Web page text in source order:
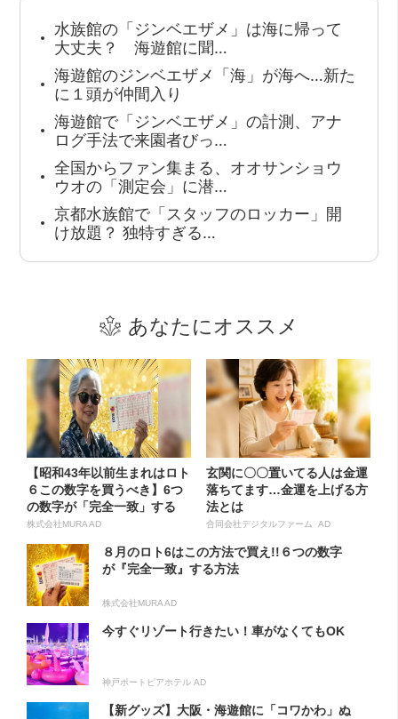
水族館の「ジンベエザメ」は海に帰って
大丈夫？ 海遊館に聞…
海遊館のジンベエザメ「海」が海へ…新た
に１頭が仲間入り
海遊館で「ジンベエザメ」の計測、アナ
ログ手法で来園者びっ…
全国からファン集まる、オオサンショウ
ウオの「測定会」に潜…
京都水族館で「スタッフのロッカー」開
け放題？ 独特すぎる…
あなたにオススメ
【昭和43年以前生まれはロト
６この数字を買うべき】6つ
の数字が「完全一致」する
方...
株式会社MURA AD
玄関に〇〇置いてる人は金運
落ちてます…金運を上げる方
法とは
合同会社デジタルファーム AD
８月のロト6はこの方法で買え!!６つの数字
が『完全一致』する方法
株式会社MURA AD
今すぐリゾート行きたい！車がなくてもOK
神戸ポートピアホテル AD
【新グッズ】大阪・海遊館に「コワかわ」ぬ